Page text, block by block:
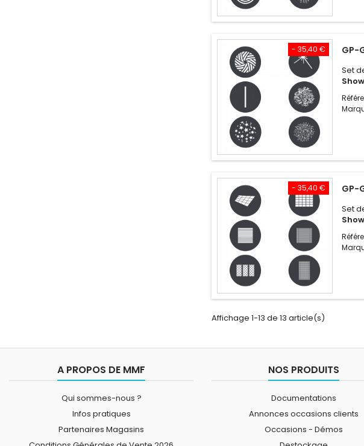
- 35,40 € GP-
Set
- 35,40 € GP-
Set
Affichage 1-13 de 13 article(s)
A PROPOS DE MMF
Qui sommes-nous ?
Infos pratiques
Partenaires Magasins
NOS PRODUITS
Documentations
Annonces occasions clients
Occasions - Démos